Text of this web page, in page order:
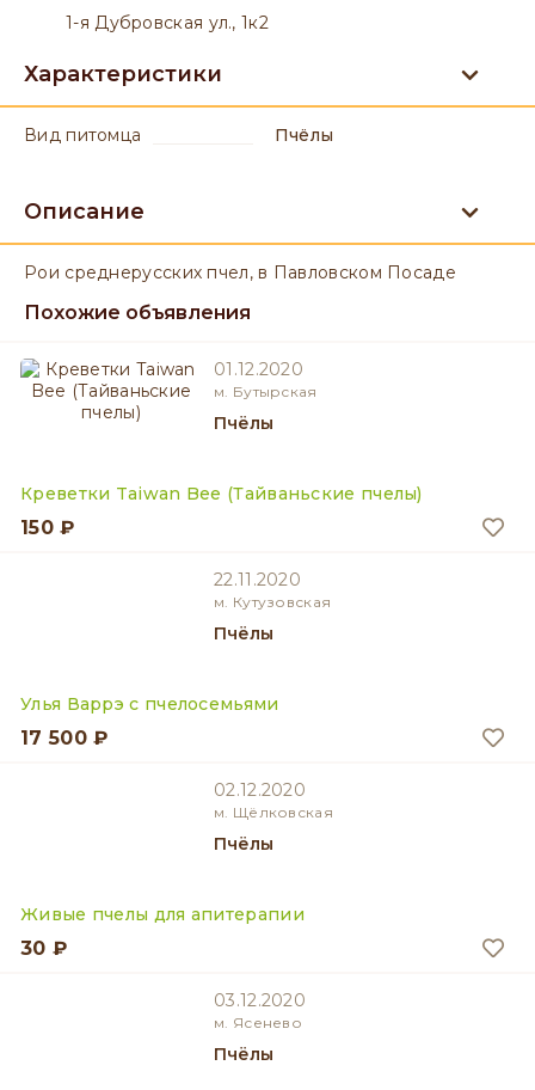
1-я Дубровская ул., 1к2
Характеристики
вид питомца Пчёлы
Описание
Рои среднерусских пчел, в Павловском Посаде
Похожие объявления
01.12.2020
м. Бутырская
Пчёлы
Креветки Taiwan Bee (Тайваньские пчелы)
150 ₽
22.11.2020
м. Кутузовская
Пчёлы
Улья Варрэ с пчелосемьями
17 500 ₽
02.12.2020
м. Щёлковская
Пчёлы
Живые пчелы для апитерапии
30 ₽
03.12.2020
м. Ясенево
Пчёлы